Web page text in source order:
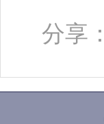
分享：